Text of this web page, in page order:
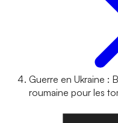
Guerre en Ukraine :
roumaine pour les